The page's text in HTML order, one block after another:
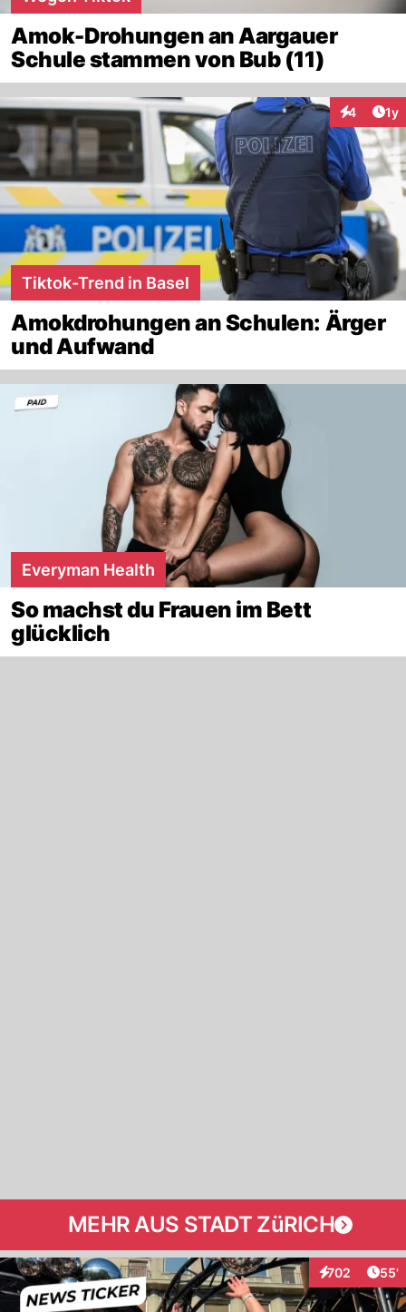
Amok-Drohungen an Aargauer
Schule stammen von Bub (11)
4 1y
Tiktok-Trend in Basel
Amokdrohungen an Schulen: Ärger
und Aufwand
Everyman Health
So machst du Frauen im Bett
glücklich
MEHR AUS STADT ZüRICH
702
Interaktionen
55'